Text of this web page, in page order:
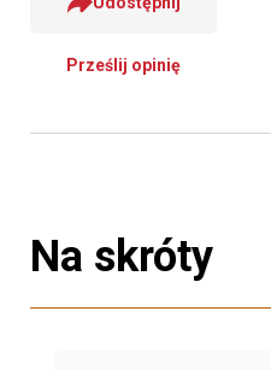
Prześlij opinię
Na skróty